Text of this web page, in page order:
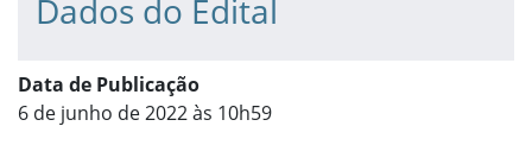
Dados do Edital
Data de Publicação
6 de junho de 2022 às 10h59